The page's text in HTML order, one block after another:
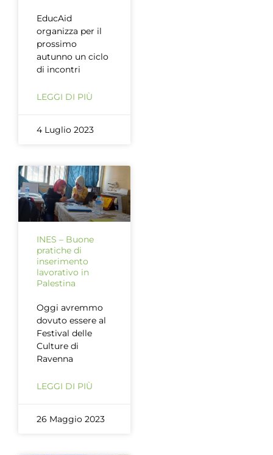
EducAid
organizza per il
prossimo
autunno un ciclo
di incontri
LEGGI DI PIÙ
4 Luglio 2023
INES – Buone
pratiche di
inserimento
lavorativo in
Palestina
Oggi avremmo
dovuto essere al
Festival delle
Culture di
Ravenna
LEGGI DI PIÙ
26 Maggio 2023